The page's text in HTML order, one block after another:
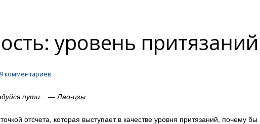
уровень притязаний
9 комментариев
пути... —Лао-цзы
точкой отсчета, которая выступаетв качестве уровня притязаний, почему бы